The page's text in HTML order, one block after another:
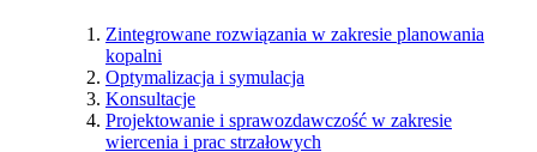
Zintegrowane rozwiązania w zakresie planowania
kopalni
Optymalizacja i symulacja
Konsultacje
Projektowanie i sprawozdawczość w zakresie
wiercenia i prac strzałowych